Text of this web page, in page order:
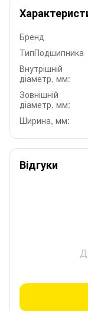
Бренд
ТипПодшипника
Внутрішній
діаметр, мм:
Зовнішній
діаметр, мм:
Ширина, мм:
Відгуки